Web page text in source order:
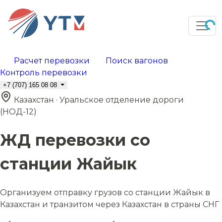
Расчет перевозки
Поиск вагонов
Контроль перевозки
+7 (707) 165 08 08
Казахстан · Уральское отделение дороги
(НОД-12)
ЖД перевозки со
станции Жайык
Организуем отправку грузов со станции Жайык в
Казахстан и транзитом через Казахстан в страны СНГ